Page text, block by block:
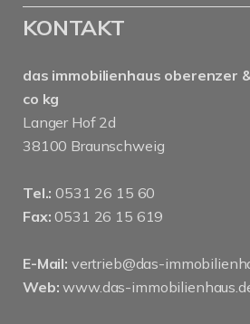
KONTAKT
das immobilienhaus oberenzer
co kg
Langer Hof 2d
38100 Braunschweig
Tel.: 0531 26 15 60
Fax: 0531 26 15 619
E-Mail: vertrieb@das-
Web: www.das-